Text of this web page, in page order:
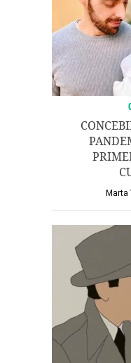
Marta